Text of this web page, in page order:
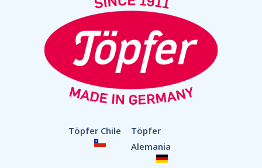
Töpfer Chile
Töpfer
Alemania